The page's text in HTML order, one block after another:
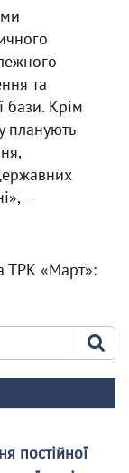
та
бази. Крім
планують
–
ТРК «Март»:
постійної